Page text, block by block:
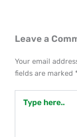
Leave a
Your email
fields are marked
here..